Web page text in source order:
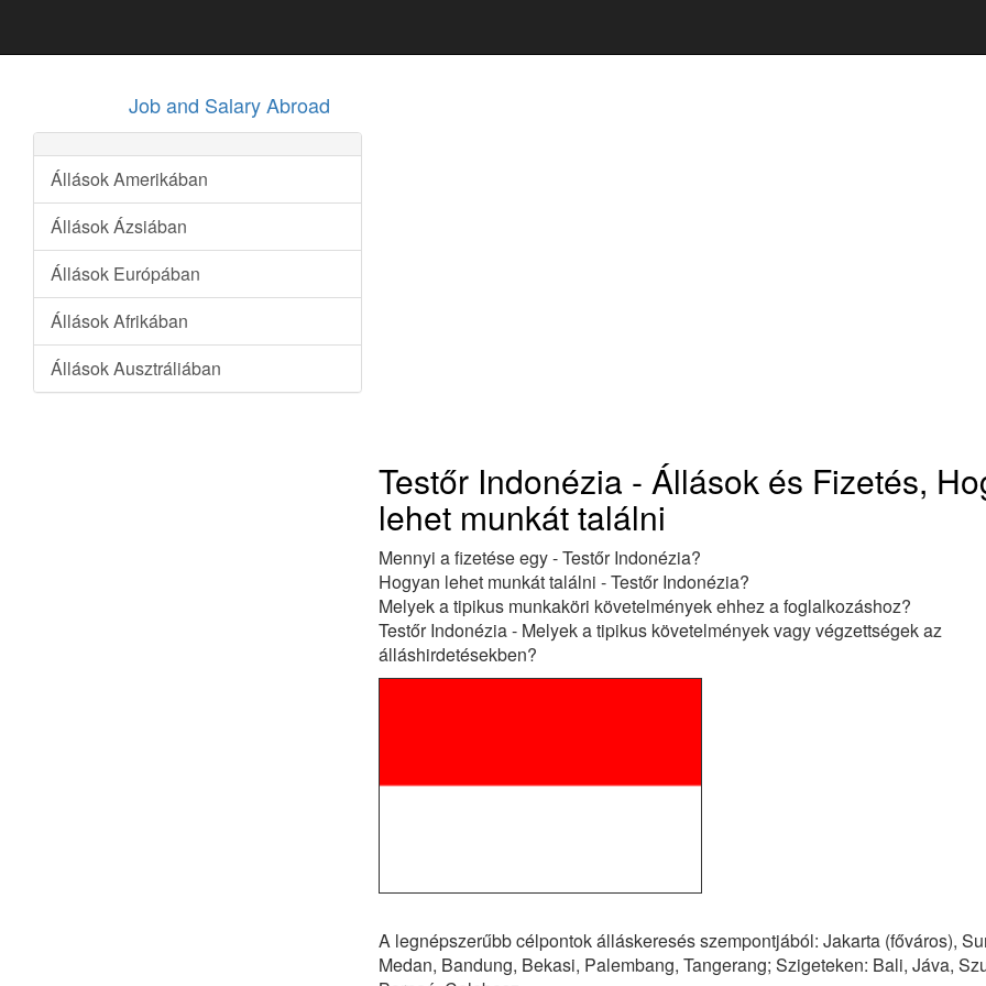
Job and Salary Abroad
Állások Amerikában
Állások Ázsiában
Állások Európában
Állások Afrikában
Állások Ausztráliában
Testőr Indonézia - Állások és Fizetés,
lehet munkát találni
Mennyi a fizetése egy - Testőr Indonézia?
Hogyan lehet munkát találni - Testőr Indonézia?
Melyek a tipikus munkaköri követelmények ehhez a foglalkozáshoz?
Testőr Indonézia - Melyek a tipikus követelmények vagy végzettségek az
álláshirdetésekben?
A legnépszerűbb célpontok álláskeresés szempontjából: Jakarta (főváros),
Medan, Bandung, Bekasi, Palembang, Tangerang; Szigeteken: Bali, Jáva,